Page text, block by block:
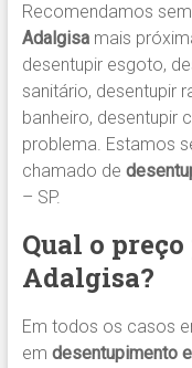
Recomendamos
Adalgisa mais
desentupir esgoto,
sanitário, desentupir
banheiro, desentupir
problema. Estamos
chamado de
– SP.
Qual o
Adalgisa?
Em todos os casos
em desentupimento